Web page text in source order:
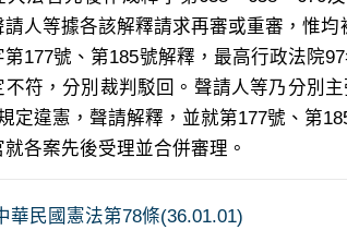
請人等據各該解釋請求再審或重審，惟
第177號、第185號解釋，最高行政法院
不符，分別裁判駁回。聲請人等乃分別
定違憲，聲請解釋，並就第177號、第
就各案先後受理並合併審理。
華民國憲法第78條(36.01.01)